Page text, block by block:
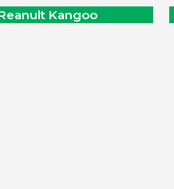
Kangoo